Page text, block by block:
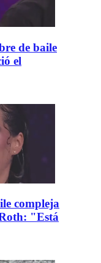
de baile
el
compleja
"Está